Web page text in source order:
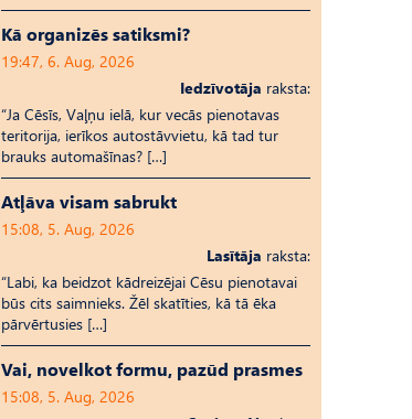
Kā organizēs satiksmi?
19:47, 6. Aug, 2026
Iedzīvotāja raksta:
“Ja Cēsīs, Vaļņu ielā, kur vecās pienotavas
teritorija, ierīkos autostāvvietu, kā tad tur
brauks automašīnas? […]
Atļāva visam sabrukt
15:08, 5. Aug, 2026
Lasītāja raksta:
“Labi, ka beidzot kādreizējai Cēsu pienotavai
būs cits saimnieks. Žēl skatīties, kā tā ēka
pārvērtusies […]
Vai, novelkot formu, pazūd prasmes
15:08, 5. Aug, 2026